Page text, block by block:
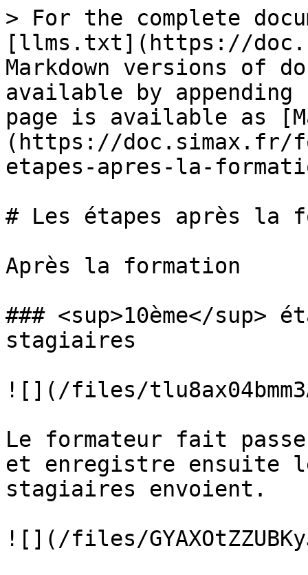
> For the complete
[llms.txt](https://
Markdown versions of
available by
page is available as
(https://doc.simax.fr/
etapes-apres-la-
# Les étapes après la
Après la formation
### <sup>10ème</
stagiaires
![](/files/
Le formateur fait
et enregistre ensuite
stagiaires envoient.
![](/files/